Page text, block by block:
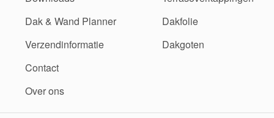
Dak & Wand Planner
Verzendinformatie
Contact
Over ons
Dakfolie
Dakgoten